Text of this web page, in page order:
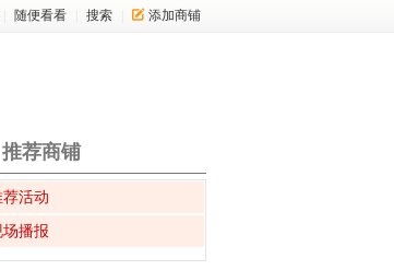
随便看看 搜索 添加商铺
推荐商铺
荐活动
场播报